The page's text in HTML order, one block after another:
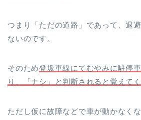
つまり「ただの道路」であって、退
ないのです。
そのため登坂車線にてむやみに駐停
り、「ナシ」と判断されると覚えてく
ただし仮に故障などで車が動かなく